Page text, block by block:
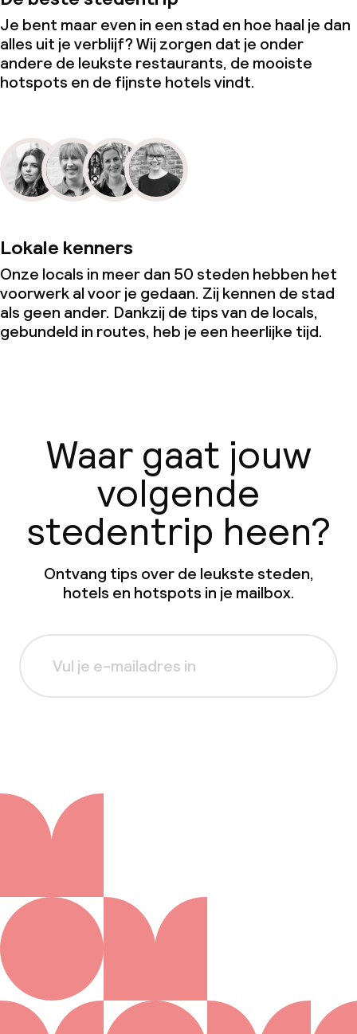
Je bent maar even in een stad en hoe haal je dan
alles uit je verblijf? Wij zorgen dat je onder
andere de leukste restaurants, de mooiste
hotspots en de fijnste hotels vindt.
Lokale kenners
Onze locals in meer dan 50 steden hebben het
voorwerk al voor je gedaan. Zij kennen de stad
als geen ander. Dankzij de tips van de locals,
gebundeld in routes, heb je een heerlijke tijd.
Waar gaat jouw
volgende
stedentrip heen?
Ontvang tips over de leukste steden,
hotels en hotspots in je mailbox.